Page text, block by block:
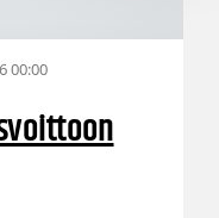
00:00